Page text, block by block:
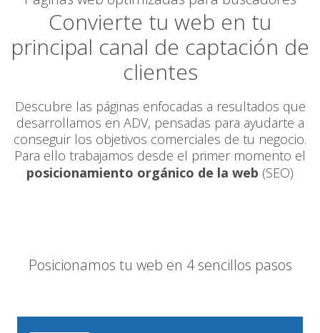
Convierte tu web en tu
principal canal de captación de
clientes
Descubre las páginas enfocadas a resultados que
desarrollamos en ADV, pensadas para ayudarte a
conseguir los objetivos comerciales de tu negocio.
Para ello trabajamos desde el primer momento el
posicionamiento orgánico de la web (SEO)
Posicionamos tu web en 4 sencillos pasos